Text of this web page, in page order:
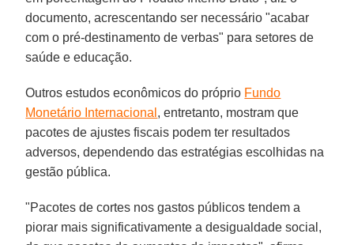
documento, acrescentando ser necessário "acabar
com o pré-destinamento de verbas" para setores de
saúde e educação.
Outros estudos econômicos do próprio Fundo
Monetário Internacional , entretanto, mostram que
pacotes de ajustes fiscais podem ter resultados
adversos, dependendo das estratégias escolhidas na
gestão pública.
"Pacotes de cortes nos gastos públicos tendem a
piorar mais significativamente a desigualdade social,